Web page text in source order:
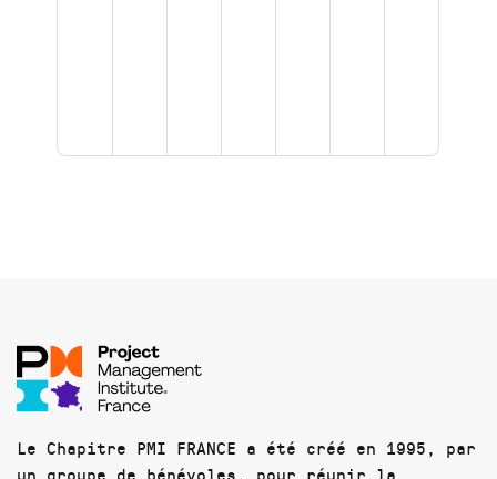
Le Chapitre PMI FRANCE a été créé en 1995, par
un groupe de bénévoles, pour réunir la